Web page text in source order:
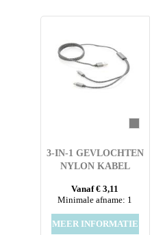
3-IN-1 GEVLOCHTEN
NYLON KABEL
Vanaf € 3,11
Minimale afname: 1
MEER INFORMATIE